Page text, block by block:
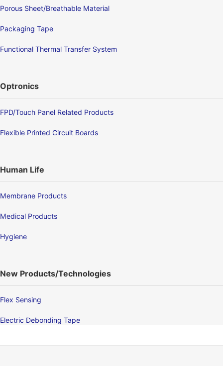
Porous Sheet/Breathable Material
Packaging Tape
Functional Thermal Transfer System
Optronics
FPD/Touch Panel Related Products
Flexible Printed Circuit Boards
Human Life
Membrane Products
Medical Products
Hygiene
New Products/Technologies
Flex Sensing
Electric Debonding Tape